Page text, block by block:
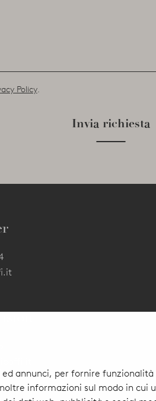
annunci, per fornire funzionalità
informazioni sul modo in cui
Policy.
Invia richiesta